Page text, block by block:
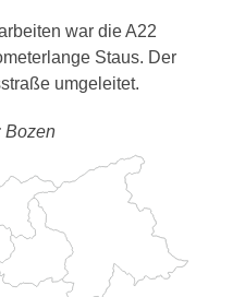
war die A22
Staus. Der
umgeleitet.
Bozen